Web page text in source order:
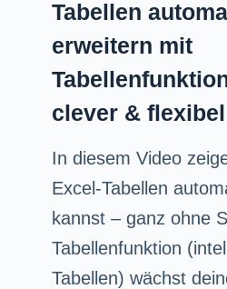
Tabellen
erweitern mit
clever & flexibel
In diesem Video
Excel-Tabellen
kannst – ganz ohne
Tabellenfunktion
Tabellen) wächst